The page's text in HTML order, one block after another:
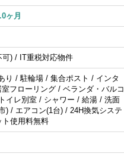
ヶ月
) / IT重税対応物件
り / 駐輪場 / 集合ポスト / インタ
フローリング / ベランダ・バルコ
イレ別室 / シャワー / 給湯 / 洗面
) / エアコン(1台) / 24H換気システ
使用料無料